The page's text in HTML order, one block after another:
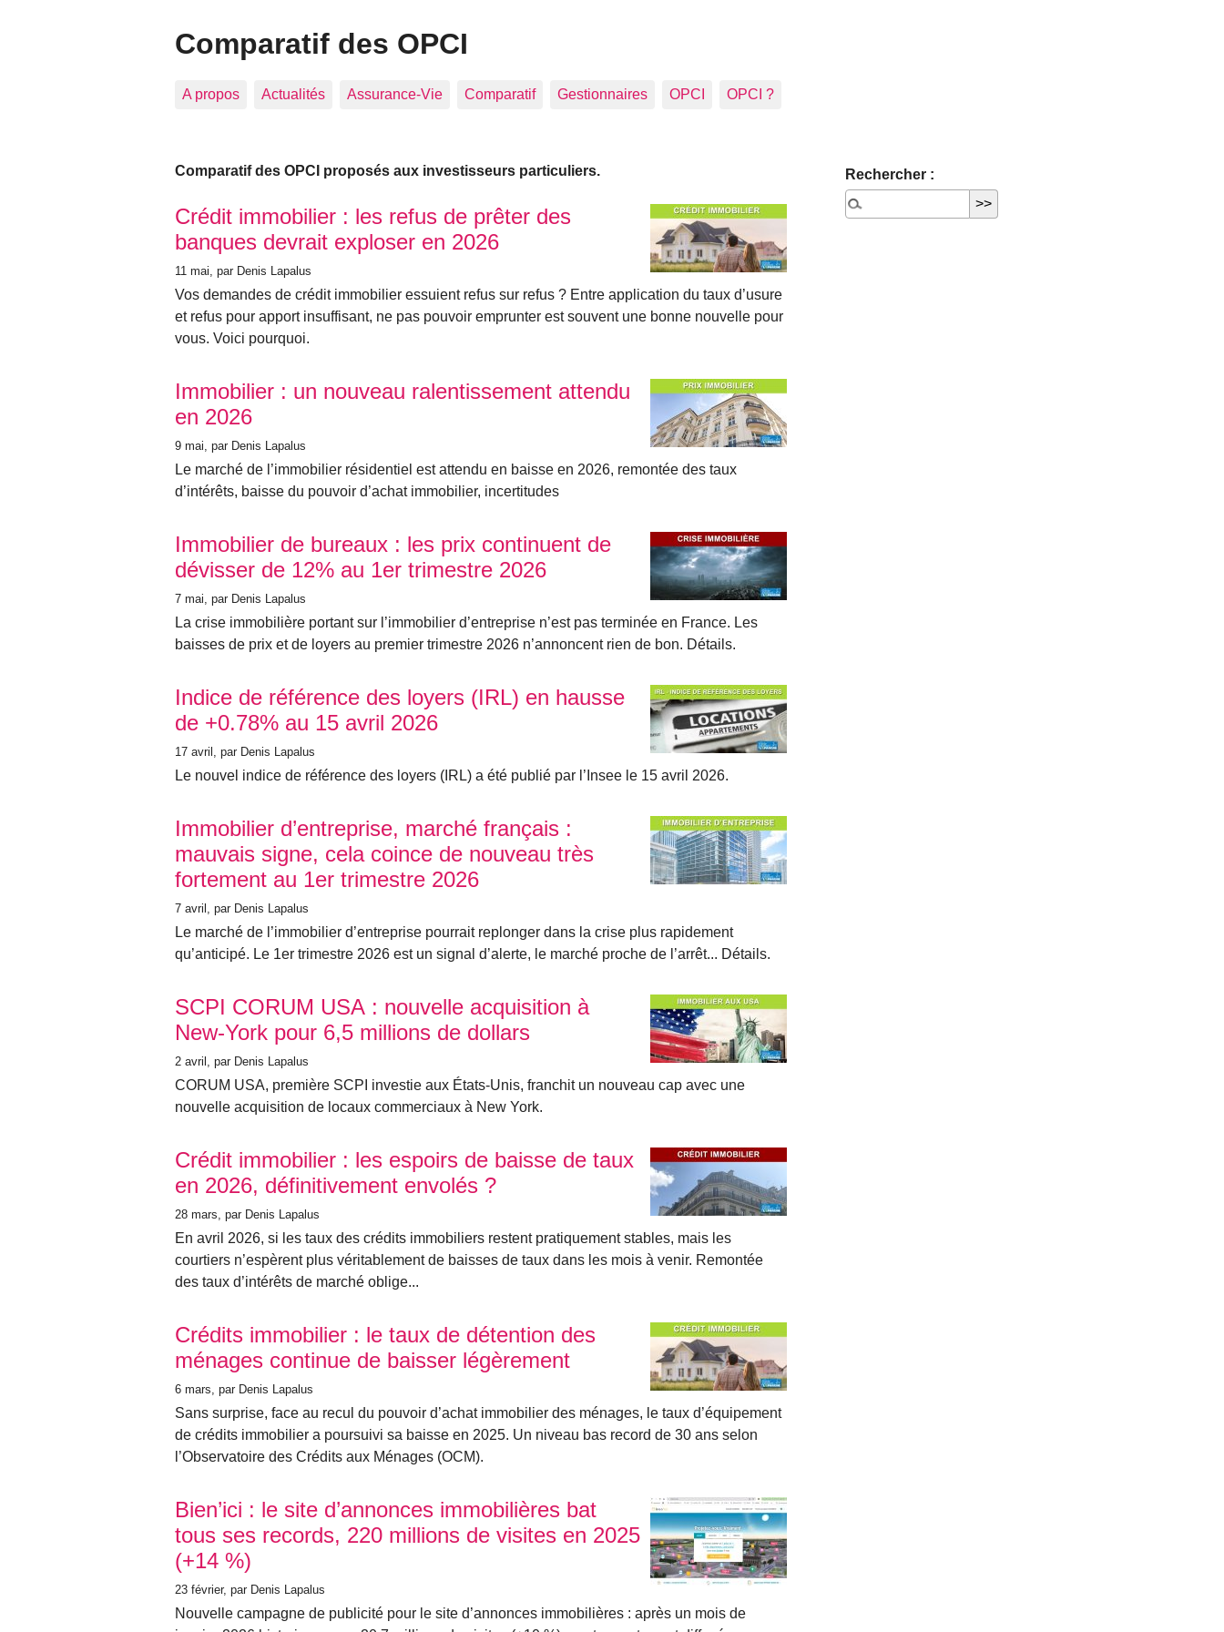
Comparatif des OPCI
A propos Actualités Assurance-Vie Comparatif Gestionnaires OPCI OPCI ?
Comparatif des OPCI proposés aux investisseurs particuliers.
Articles les plus récents
Crédit immobilier : les refus de prêter des
banques devrait exploser en 2026
11 mai , par Denis Lapalus
Vos demandes de crédit immobilier essuient refus sur refus ? Entre application du taux d’usure
et refus pour apport insuffisant, ne pas pouvoir emprunter est souvent une bonne nouvelle pour
vous. Voici pourquoi.
Immobilier : un nouveau ralentissement attendu
en 2026
9 mai , par Denis Lapalus
Le marché de l’immobilier résidentiel est attendu en baisse en 2026, remontée des taux
d’intérêts, baisse du pouvoir d’achat immobilier, incertitudes
Immobilier de bureaux : les prix continuent de
dévisser de 12% au 1er trimestre 2026
7 mai , par Denis Lapalus
La crise immobilière portant sur l’immobilier d’entreprise n’est pas terminée en France. Les
baisses de prix et de loyers au premier trimestre 2026 n’annoncent rien de bon. Détails.
Indice de référence des loyers (IRL) en hausse
de +0.78% au 15 avril 2026
17 avril , par Denis Lapalus
Le nouvel indice de référence des loyers (IRL) a été publié par l’Insee le 15 avril 2026.
Immobilier d’entreprise, marché français :
mauvais signe, cela coince de nouveau très
fortement au 1er trimestre 2026
7 avril , par Denis Lapalus
Le marché de l’immobilier d’entreprise pourrait replonger dans la crise plus rapidement
qu’anticipé. Le 1er trimestre 2026 est un signal d’alerte, le marché proche de l’arrêt... Détails.
SCPI CORUM USA : nouvelle acquisition à
New-York pour 6,5 millions de dollars
2 avril , par Denis Lapalus
CORUM USA, première SCPI investie aux États-Unis, franchit un nouveau cap avec une
nouvelle acquisition de locaux commerciaux à New York.
Crédit immobilier : les espoirs de baisse de taux
en 2026, définitivement envolés ?
28 mars , par Denis Lapalus
En avril 2026, si les taux des crédits immobiliers restent pratiquement stables, mais les
courtiers n’espèrent plus véritablement de baisses de taux dans les mois à venir. Remontée
des taux d’intérêts de marché oblige...
Crédits immobilier : le taux de détention des
ménages continue de baisser légèrement
6 mars , par Denis Lapalus
Sans surprise, face au recul du pouvoir d’achat immobilier des ménages, le taux d’équipement
de crédits immobilier a poursuivi sa baisse en 2025. Un niveau bas record de 30 ans selon
l’Observatoire des Crédits aux Ménages (OCM).
Bien’ici : le site d’annonces immobilières bat
tous ses records, 220 millions de visites en 2025
(+14 %)
23 février, par Denis Lapalus
Nouvelle campagne de publicité pour le site d’annonces immobilières : après un mois de
Rechercher :